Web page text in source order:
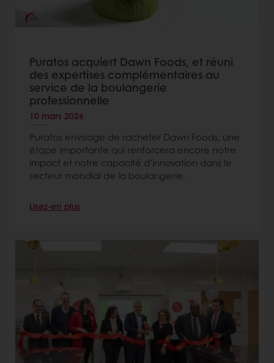
Puratos acquiert Dawn Foods, et réuni
des expertises complémentaires au
service de la boulangerie
professionnelle
10 mars 2026
Puratos envisage de racheter Dawn Foods, une
étape importante qui renforcera encore notre
impact et notre capacité d’innovation dans le
secteur mondial de la boulangerie.
Lisez-en plus